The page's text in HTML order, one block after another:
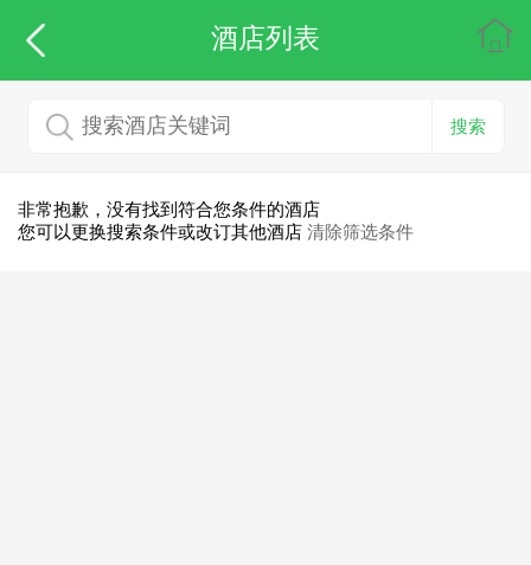
酒店列表
搜索
非常抱歉，没有找到符合您条件的酒店
您可以更换搜索条件或改订其他酒店 清除筛选条件